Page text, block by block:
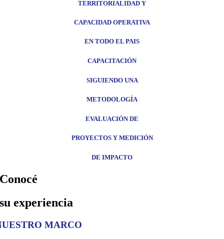
TERRITORIALIDAD Y
CAPACIDAD OPERATIVA
EN TODO EL PAIS
CAPACITACIÓN
SIGUIENDO UNA
METODOLOGÍA
EVALUACIÓN DE
PROYECTOS Y MEDICIÓN
DE IMPACTO
Conocé
su experiencia
MARCO